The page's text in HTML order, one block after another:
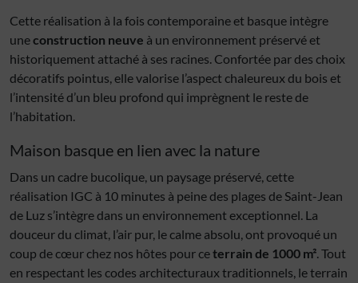
Cette réalisation à la fois contemporaine et basque intègre
uneconstruction neuve à un environnement préservé et
historiquement attaché à ses racines. Confortée par des choix
décoratifs pointus, elle valorise l’aspect chaleureux du bois et
l’intensité d’un bleu profond qui imprègnent le reste de
l’habitation.
Maison basque en lien avec la nature
Dans un cadre bucolique, un paysage préservé, cette
réalisation IGC à 10 minutes à peine des plages de Saint-Jean
de Luz s’intègre dans un environnement exceptionnel. La
douceur du climat, l’air pur, le calme absolu, ont provoqué un
coup de cœur chez nos hôtes pour ceterrain de 1000 m². Tout
en respectant les codes architecturaux traditionnels, le terrain